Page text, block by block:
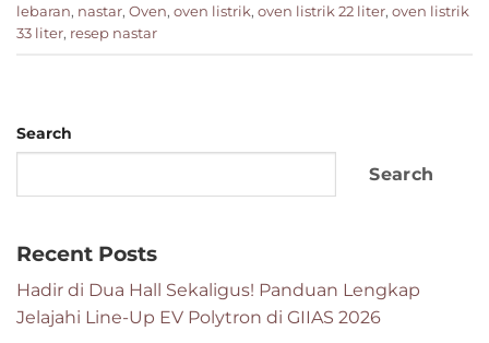
lebaran, nastar, Oven, oven listrik, oven listrik 22 liter, oven listrik
33 liter, resep nastar
Search
Search
Recent Posts
Hadir di Dua Hall Sekaligus! Panduan Lengkap
Jelajahi Line-Up EV Polytron di GIIAS 2026